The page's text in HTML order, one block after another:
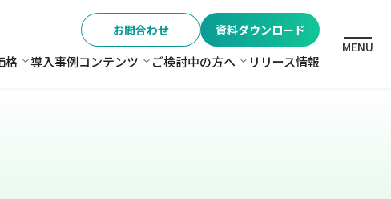
お問合わせ 資料ダウンロード
格 価格
導入事例コンテンツ コンテンツ
ご検討中の方へ ご検討中の方へ
リリース情報
MENU